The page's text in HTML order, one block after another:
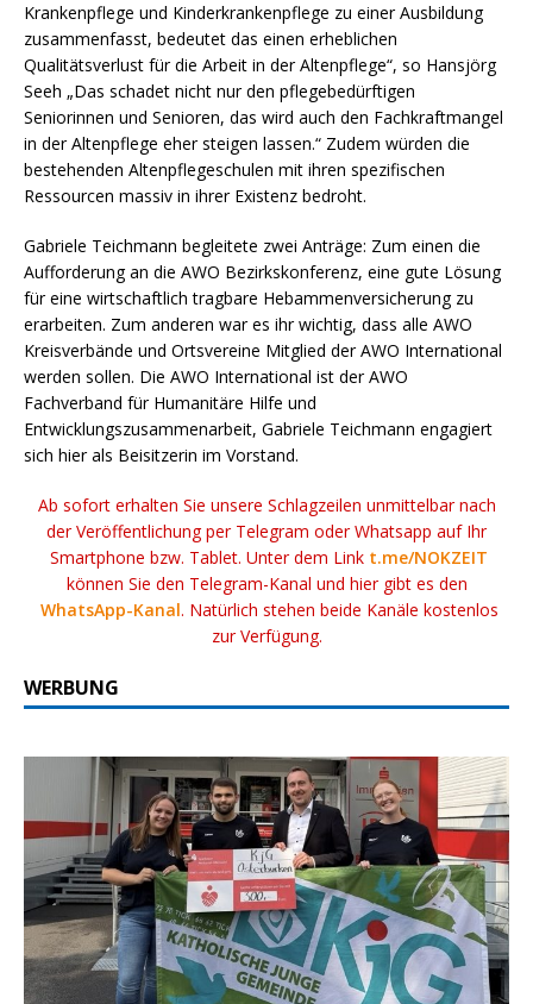
Krankenpflege und Kinderkrankenpflege zu einer Ausbildung
zusammenfasst, bedeutet das einen erheblichen
Qualitätsverlust für die Arbeit in der Altenpflege“, so Hansjörg
Seeh „Das schadet nicht nur den pflegebedürftigen
Seniorinnen und Senioren, das wird auch den Fachkraftmangel
in der Altenpflege eher steigen lassen.“ Zudem würden die
bestehenden Altenpflegeschulen mit ihren spezifischen
Ressourcen massiv in ihrer Existenz bedroht.
Gabriele Teichmann begleitete zwei Anträge: Zum einen die
Aufforderung an die AWO Bezirkskonferenz, eine gute Lösung
für eine wirtschaftlich tragbare Hebammenversicherung zu
erarbeiten. Zum anderen war es ihr wichtig, dass alle AWO
Kreisverbände und Ortsvereine Mitglied der AWO International
werden sollen. Die AWO International ist der AWO
Fachverband für Humanitäre Hilfe und
Entwicklungszusammenarbeit, Gabriele Teichmann engagiert
sich hier als Beisitzerin im Vorstand.
Ab sofort erhalten Sie unsere Schlagzeilen unmittelbar nach
der Veröffentlichung per Telegram oder Whatsapp auf Ihr
Smartphone bzw. Tablet. Unter dem Link t.me/NOKZEIT
können Sie den Telegram-Kanal und hier gibt es den
WhatsApp-Kanal. Natürlich stehen beide Kanäle kostenlos
zur Verfügung.
WERBUNG